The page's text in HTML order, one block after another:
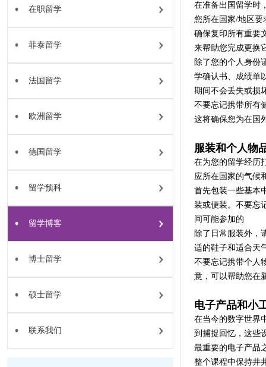
在职留学
菲泰留学
法国留学
欧洲留学
德国留学
留学预科
留学博客
博士留学
硕士留学
联系我们
在准备出国留学时
您所在国家/地区要
确保复印所有重要
来帮助您完成更换
除了您的个人身份
学确认书、成绩单
期间不会丢失或损
不要忘记携带所有
这将确保您为在国
服装和个人物
在为您的留学经历
应所在国家的气候
首先包装一些基本
装或便装。不要忘
间可能参加的
除了日常服装外，
适的鞋子和适合天
不要忘记携带个人
意，可以帮助您在
电子产品和小
在当今的数字世界
到捕捉回忆，这些
最重要的电子产品
整个课程中保持井